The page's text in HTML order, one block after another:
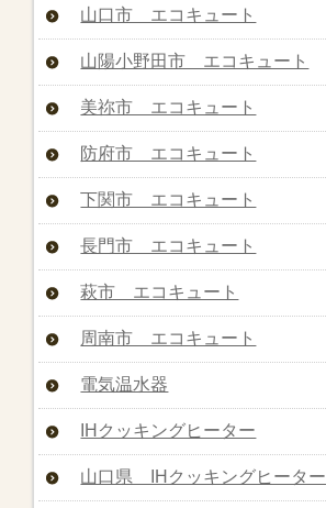
山口市 エコキュート
山陽小野田市 エコキュート
美祢市 エコキュート
防府市 エコキュート
下関市 エコキュート
長門市 エコキュート
萩市 エコキュート
周南市 エコキュート
電気温水器
IHクッキングヒーター
山口県 IHクッキングヒーター